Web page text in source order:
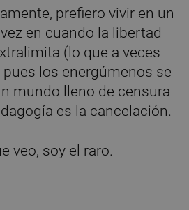
prefiero vivir en un
en cuando la libertad
(lo que a veces
los energúmenos se
mundo lleno de censura
es la cancelación.
veo, soy el raro.